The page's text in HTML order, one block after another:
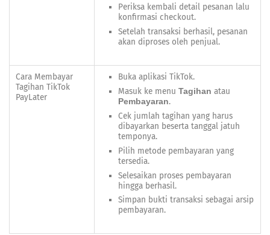
Periksa kembali detail pesanan lalu
konfirmasi checkout.
Setelah transaksi berhasil, pesanan
akan diproses oleh penjual.
Cara Membayar
Tagihan TikTok
PayLater
Buka aplikasi TikTok.
Masuk ke menuTagihan atau
Pembayaran.
Cek jumlah tagihan yang harus
dibayarkan beserta tanggal jatuh
temponya.
Pilih metode pembayaran yang
tersedia.
Selesaikan proses pembayaran
hingga berhasil.
Simpan bukti transaksi sebagai arsip
pembayaran.